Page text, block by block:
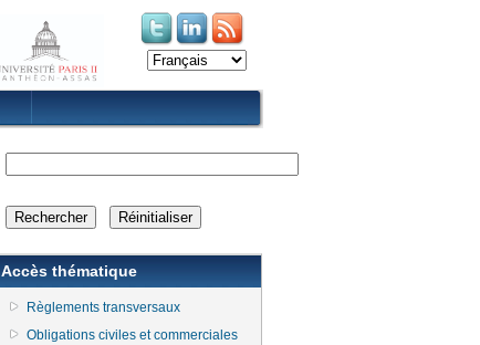
(le lien est externe)
(le lien est externe)
Accès thématique
Règlements transversaux
Obligations civiles et commerciales